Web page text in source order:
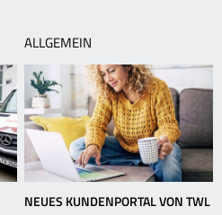
ALLGEMEIN
NEUES KUNDENPORTAL VON TWL